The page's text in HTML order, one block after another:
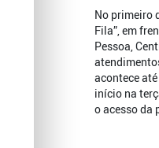
No primeiro
Fila”, em
Pessoa,
acontece
início na
o acesso da